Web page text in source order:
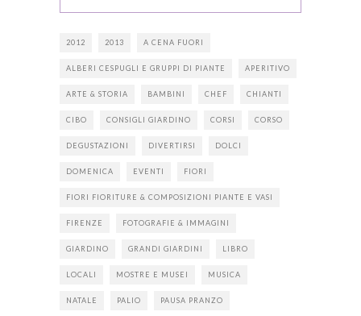
2012 2013 A CENA FUORI
ALBERI CESPUGLI E GRUPPI DI PIANTE APERITIVO
ARTE & STORIA BAMBINI CHEF CHIANTI
CIBO CONSIGLI GIARDINO CORSI CORSO
DEGUSTAZIONI DIVERTIRSI DOLCI
DOMENICA EVENTI FIORI
FIORI FIORITURE & COMPOSIZIONI PIANTE E VASI
FIRENZE FOTOGRAFIE & IMMAGINI
GIARDINO GRANDI GIARDINI LIBRO
LOCALI MOSTRE E MUSEI MUSICA
NATALE PALIO PAUSA PRANZO